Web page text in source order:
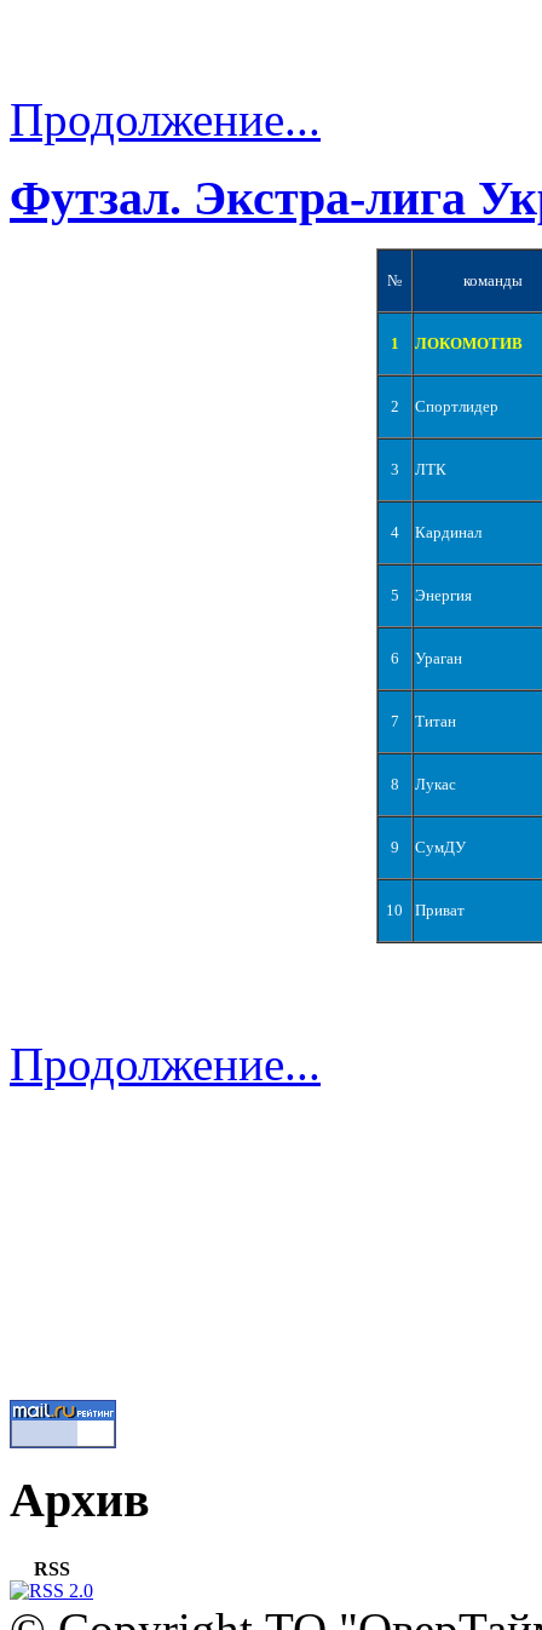
Продолжение...
Футзал. Экстра-лига
№ команды
1 ЛОКОМОТИВ
2 Спортлидер
3 ЛТК
4 Кардинал
5 Энергия
6 Ураган
7 Титан
8 Лукас
9 СумДУ
10 Приват
Продолжение...
Архив
RSS